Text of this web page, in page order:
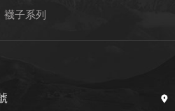
襪子系列